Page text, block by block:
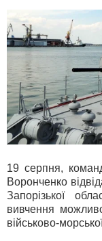
19 серпня,
Воронченко
Запорізької
вивчення
військово-